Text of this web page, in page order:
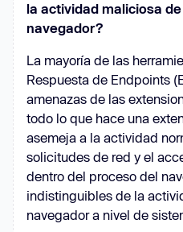
la actividad maliciosa
navegador?
La mayoría de las
Respuesta de Endpoints
amenazas de las
todo lo que hace una
asemeja a la actividad
solicitudes de red y el
dentro del proceso del
indistinguibles de la
navegador a nivel de